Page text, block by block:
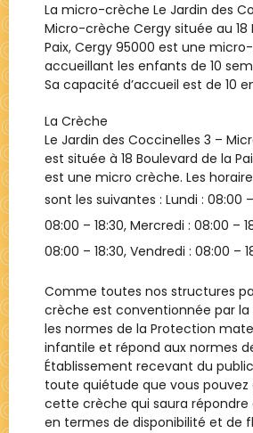
La micro-crèche Le Jardin des
Micro-crèche Cergy située au 18
Paix, Cergy 95000 est une
accueillant les enfants de 10
Sa capacité d’accueil est de 10
La Crèche
Le Jardin des Coccinelles 3 –
est située à 18 Boulevard de la
est une micro crèche. Les
sont les suivantes : Lundi : 08:00
08:00 – 18:30, Mercredi : 08:00 –
08:00 – 18:30, Vendredi : 08:00 –
Comme toutes nos structures
crèche est conventionnée par la
les normes de la Protection
infantile et répond aux normes
Établissement recevant du
toute quiétude que vous
cette crèche qui saura répondre
en termes de disponibilité et de